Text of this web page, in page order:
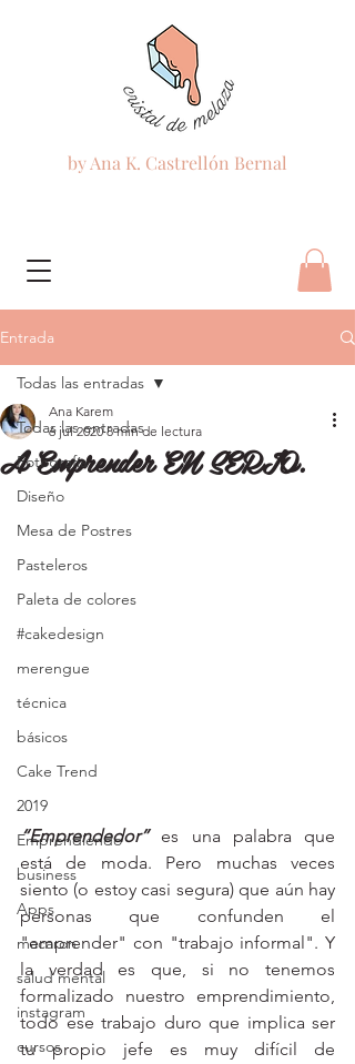
by Ana K. Castrellón Bernal
Entrada
Todas las entradas
Fotografía
Diseño
Mesa de Postres
Pasteleros
Paleta de colores
#cakedesign
merengue
técnica
básicos
Cake Trend
2019
Emprendiendo
business
Apps
macaron
salud mental
instagram
cursos
Todas las entradas
A Emprender EN SERIO.
Ana Karem
6 jul 2020 8 min de lectura
“Emprendedor” es una palabra que
está de moda. Pero muchas veces
siento (o estoy casi segura) que aún hay
personas que confunden el
"emprender" con "trabajo informal". Y
la verdad es que, si no tenemos
formalizado nuestro emprendimiento,
todo ese trabajo duro que implica ser
tu propio jefe es muy difícil de